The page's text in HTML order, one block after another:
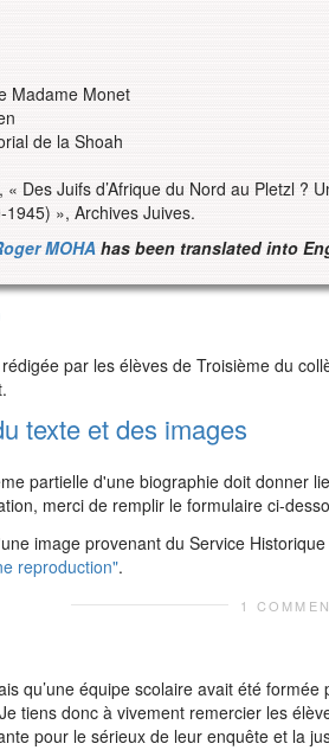
Madame Monet
de la Shoah
« Des Juifs d’Afrique du Nord au Pletzl ?
», Archives Juives.
MOHA has been translated into
par les élèves de Troisième du
texte et des images
partielle d'une biographie doit donner
merci de remplir le formulaire ci-
image provenant du Service
reproduction".
1
qu’une équipe scolaire avait été
tiens donc à vivement remercier les
pour le sérieux de leur enquête et la